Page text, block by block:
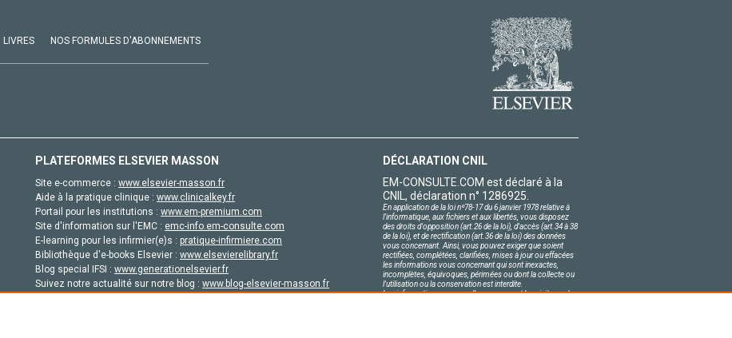
LIVRES NOS FORMULES D'ABONNEMENTS
PLATEFORMES ELSEVIER MASSON
Site e-commerce : www.elsevier-masson.fr
Aide à la pratique clinique : www.clinicalkey.fr
Portail pour les institutions : www.em-premium.com
Site d'information sur l'EMC : emc-info.em-consulte.com
E-learning pour les infirmier(e)s : pratique-infirmiere.com
Bibliothèque d'e-books Elsevier : www.elsevierelibrary.fr
Blog special IFSI : www.generationelsevier.fr
Suivez notre actualité sur notre blog : www.blog-elsevier-masson.fr
DÉCLARATION CNIL
EM-CONSULTE.COM est déclaré à la
CNIL, déclaration n° 1286925.
En application de la loi nº78-17 du 6 janvier 1978 relative à
l'informatique, aux fichiers et aux libertés, vous disposez
des droits d'opposition (art.26 de la loi), d'accès (art.34 à 38
de la loi), et de rectification (art.36 de la loi) des données
vous concernant. Ainsi, vous pouvez exiger que soient
rectifiées, complétées, clarifiées, mises à jour ou effacées
les informations vous concernant qui sont inexactes,
incomplètes, équivoques, périmées ou dont la collecte ou
l'utilisation ou la conservation est interdite.
Les informations personnelles concernant les visiteurs de